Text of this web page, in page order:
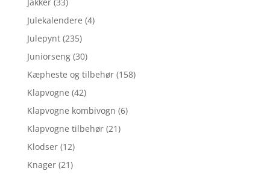
Julekalendere (4)
Julepynt (235)
Juniorseng (30)
Kæpheste og tilbehør (158)
Klapvogne (42)
Klapvogne kombivogn (6)
Klapvogne tilbehør (21)
Klodser (12)
Knager (21)